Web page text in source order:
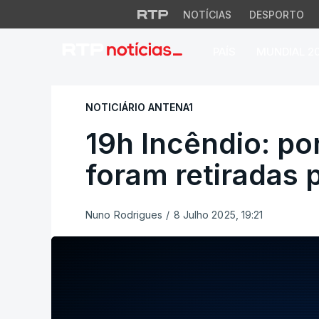
NOTÍCIAS DESPORTO
19h Incêndio: por
NOTICIÁRIO ANTENA1
19h Incêndio:
foram retiradas
Nuno Rodrigues / 8 Julho 2025, 19:21